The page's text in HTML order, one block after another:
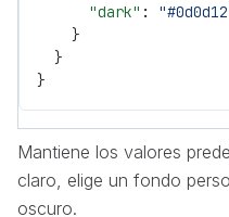
      "dark"
:
    }
  }
}
Mantiene los valores
claro, elige un fondo
oscuro.